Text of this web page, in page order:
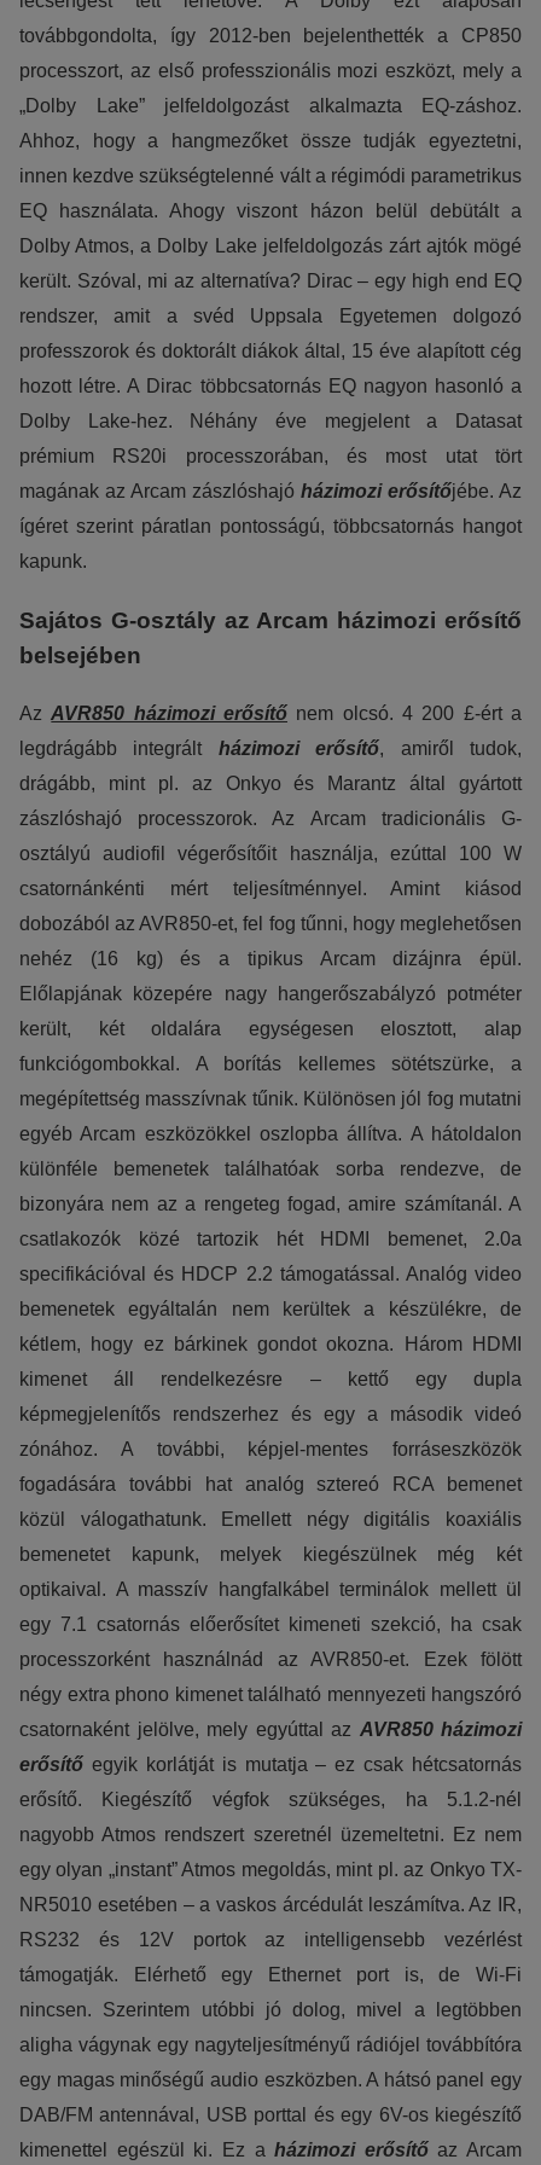
továbbgondolta, így 2012-ben bejelenthették a CP850
processzort, az első professzionális mozi eszközt, mely a
„Dolby Lake” jelfeldolgozást alkalmazta EQ-záshoz.
Ahhoz, hogy a hangmezőket össze tudják egyeztetni,
innen kezdve szükségtelenné vált a régimódi parametrikus
EQ használata. Ahogy viszont házon belül debütált a
Dolby Atmos, a Dolby Lake jelfeldolgozás zárt ajtók mögé
került. Szóval, mi az alternatíva? Dirac – egy high end EQ
rendszer, amit a svéd Uppsala Egyetemen dolgozó
professzorok és doktorált diákok által, 15 éve alapított cég
hozott létre. A Dirac többcsatornás EQ nagyon hasonló a
Dolby Lake-hez. Néhány éve megjelent a Datasat
prémium RS20i processzorában, és most utat tört
magának az Arcam zászlóshajó házimozi erősítőjébe. Az
ígéret szerint páratlan pontosságú, többcsatornás hangot
kapunk.
Sajátos G-osztály az Arcam házimozi erősítő
belsejében
AzAVR850 házimozi erősítő nem olcsó. 4 200 £-ért a
legdrágább integrált házimozi erősítő, amiről tudok,
drágább, mint pl. az Onkyo és Marantz által gyártott
zászlóshajó processzorok. Az Arcam tradicionális G-
osztályú audiofil végerősítőit használja, ezúttal 100 W
csatornánkénti mért teljesítménnyel. Amint kiásod
dobozából az AVR850-et, fel fog tűnni, hogy meglehetősen
nehéz (16 kg) és a tipikus Arcam dizájnra épül.
Előlapjának közepére nagy hangerőszabályzó potméter
került, két oldalára egységesen elosztott, alap
funkciógombokkal. A borítás kellemes sötétszürke, a
megépítettség masszívnak tűnik. Különösen jól fog mutatni
egyéb Arcam eszközökkel oszlopba állítva. A hátoldalon
különféle bemenetek találhatóak sorba rendezve, de
bizonyára nem az a rengeteg fogad, amire számítanál. A
csatlakozók közé tartozik hét HDMI bemenet, 2.0a
specifikációval és HDCP 2.2 támogatással. Analóg video
bemenetek egyáltalán nem kerültek a készülékre, de
kétlem, hogy ez bárkinek gondot okozna. Három HDMI
kimenet áll rendelkezésre – kettő egy dupla
képmegjelenítős rendszerhez és egy a második videó
zónához. A további, képjel-mentes forráseszközök
fogadására további hat analóg sztereó RCA bemenet
közül válogathatunk. Emellett négy digitális koaxiális
bemenetet kapunk, melyek kiegészülnek még két
optikaival. A masszív hangfalkábel terminálok mellett ül
egy 7.1 csatornás előerősítet kimeneti szekció, ha csak
processzorként használnád az AVR850-et. Ezek fölött
négy extra phono kimenet található mennyezeti hangszóró
csatornaként jelölve, mely egyúttal az AVR850 házimozi
erősítő egyik korlátját is mutatja – ez csak hétcsatornás
erősítő. Kiegészítő végfok szükséges, ha 5.1.2-nél
nagyobb Atmos rendszert szeretnél üzemeltetni. Ez nem
egy olyan „instant” Atmos megoldás, mint pl. az Onkyo TX-
NR5010 esetében – a vaskos árcédulát leszámítva. Az IR,
RS232 és 12V portok az intelligensebb vezérlést
támogatják. Elérhető egy Ethernet port is, de Wi-Fi
nincsen. Szerintem utóbbi jó dolog, mivel a legtöbben
aligha vágynak egy nagyteljesítményű rádiójel továbbítóra
egy magas minőségű audio eszközben. A hátsó panel egy
DAB/FM antennával, USB porttal és egy 6V-os kiegészítő
kimenettel egészül ki. Ez aházimozi erősítő az Arcam
Azért települnek ezek a sütik, hogy a felhasználót